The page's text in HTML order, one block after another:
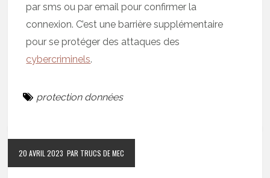
par sms ou par email pour confirmer la
connexion. C’est une barrière supplémentaire
pour se protéger des attaques des
cybercriminels.
protection données
20 AVRIL 2023 PAR TRUCS DE MEC